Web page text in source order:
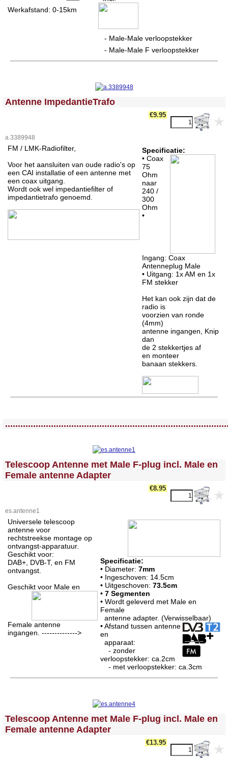
Werkafstand: 0-15km
- Male-Male verloopstekker
- Male-Male F verloopstekker
<!-- MakeFullWidth0 --><!-- MakeFullWidth1 --><!-- MakeFullWidth2 --><!-- MakeFullWidth3 --><!-- MakeFullWidth4 --><!-- MakeFullWidth5 --><!-- MakeFullWidth6 --><!-- MakeFullWidth7 --><!-- MakeFullWidth8 --><!-- MakeFullWidth9 --><!-- MakeFullWidth10 --><!-- MakeFullWidth11 --><!-- MakeFullWidth12 --><!-- MakeFullWidth13 --><!-- MakeFullWidth14 --><!-- MakeFullWidth15 --><!-- MakeFullWidth16 --><!-- MakeFullWidth17 --><!-- MakeFullWidth18 --><!-- MakeFullWidth19 -->
Antenne ImpedantieTrafo
€9.95
a.3389948
FM / LMK-Radiofilter,
Voor het aansluiten van oude radio's op
een CAI installatie of een antenne met
een coax uitgang.
Wordt ook wel impedantiefilter of
impedantietrafo genoemd.
Specificatie:
• Coax
75
Ohm
naar
240 /
300
Ohm
•
Ingang: Coax
Antenneplug Male
• Uitgang: 1x AM en 1x
FM stekker
Het kan ook zijn dat de
radio is
voorzien van ronde
(4mm)
antenne ingangen, Knip
dan
de 2 stekkertjes af
en monteer
banaan stekkers.
<!-- MakeFullWidth0 --><!-- MakeFullWidth1 --><!-- MakeFullWidth2 --><!-- MakeFullWidth3 --><!-- MakeFullWidth4 --><!-- MakeFullWidth5 --><!-- MakeFullWidth6 --><!-- MakeFullWidth7 --><!-- MakeFullWidth8 --><!-- MakeFullWidth9 --><!-- MakeFullWidth10 --><!-- MakeFullWidth11 --><!-- MakeFullWidth12 --><!-- MakeFullWidth13 --><!-- MakeFullWidth14 --><!-- MakeFullWidth15 --><!-- MakeFullWidth16 --><!-- MakeFullWidth17 --><!-- MakeFullWidth18 --><!-- MakeFullWidth19 -->
Telescoop Antenne met Male F-plug incl. Male en
Female antenne Adapter
€8.95
es.antenne1
Universele telescoop
antenne voor
rechtstreekse montage op
ontvangst-apparatuur.
Geschikt voor:
DAB+, DVB-T, en FM
ontvangst.
Geschikt voor Male en
Female antenne
ingangen. -------------->
Specificatie:
• Diameter: 7mm
• Ingeschoven: 14.5cm
• Uitgeschoven: 73.5cm
• 7 Segmenten
• Wordt geleverd met Male en
Female
antenne adapter. (Verwisselbaar)
• Afstand tussen antenne
en
apparaat:
- zonder
verloopstekker: ca.2cm
- met verloopstekker: ca.3cm
<!-- MakeFullWidth0 --><!-- MakeFullWidth1 --><!-- MakeFullWidth2 --><!-- MakeFullWidth3 --><!-- MakeFullWidth4 --><!-- MakeFullWidth5 --><!-- MakeFullWidth6 --><!-- MakeFullWidth7 --><!-- MakeFullWidth8 --><!-- MakeFullWidth9 --><!-- MakeFullWidth10 --><!-- MakeFullWidth11 --><!-- MakeFullWidth12 --><!-- MakeFullWidth13 --><!-- MakeFullWidth14 --><!-- MakeFullWidth15 --><!-- MakeFullWidth16 --><!-- MakeFullWidth17 --><!-- MakeFullWidth18 --><!-- MakeFullWidth19 -->
Telescoop Antenne met Male F-plug incl. Male en
Female antenne Adapter
€13.95